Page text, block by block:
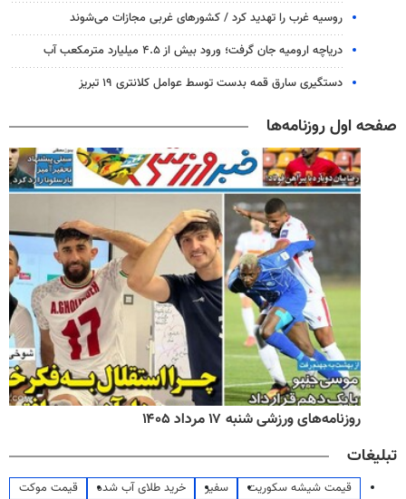
روسیه غرب را تهدید کرد / کشورهای غربی مجازات می‌شوند
دریاچه ارومیه جان گرفت؛ ورود بیش از ۴.۵ میلیارد مترمکعب آب
دستگیری سارق قمه بدست توسط عوامل کلانتری ۱۹ تبریز
صفحه اول روزنامه‌ها
روزنامه‌های ورزشی شنبه ۱۷ مرداد ۱۴۰۵
تبلیغات
قیمت شیشه سکوریت سفیر خرید طلای آب شده
قیمت موکت